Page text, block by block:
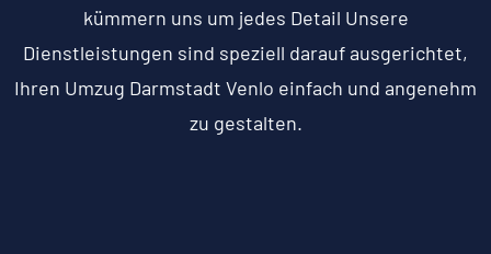
kümmern uns um jedes Detail Unsere
Dienstleistungen sind speziell darauf ausgerichtet,
Ihren Umzug Darmstadt Venlo einfach und angenehm
zu gestalten.